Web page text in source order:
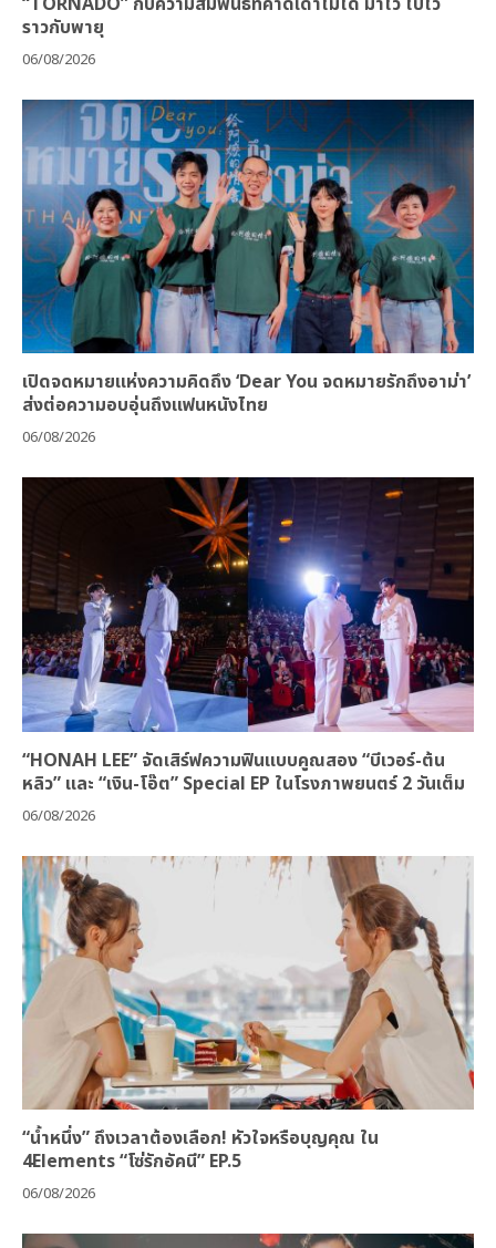
ราวกับพายุ
06/08/2026
เปิดจดหมายแห่งความคิดถึง ‘Dear You จดหมายรักถึงอาม่า’
ส่งต่อความอบอุ่นถึงแฟนหนังไทย
06/08/2026
“HONAH LEE” จัดเสิร์ฟความฟินแบบคูณสอง “บีเวอร์-ต้น
หลิว” และ “เงิน-โอ๊ต” Special EP ในโรงภาพยนตร์ 2 วันเต็ม
06/08/2026
“น้ำหนึ่ง” ถึงเวลาต้องเลือก! หัวใจหรือบุญคุณ ใน
4Elements “โซ่รักอัคนี” EP.5
06/08/2026